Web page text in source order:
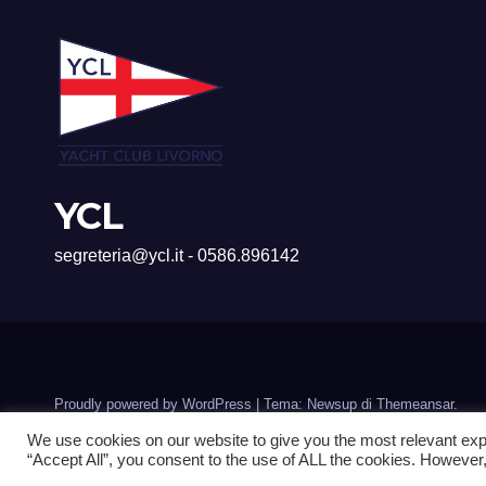
YCL
segreteria@ycl.it - 0586.896142
Proudly powered by WordPress Tema: Newsup di Themeansar.
We use cookies on our website to give you the most relevant
“Accept All”, you consent to the use of ALL the cookies.